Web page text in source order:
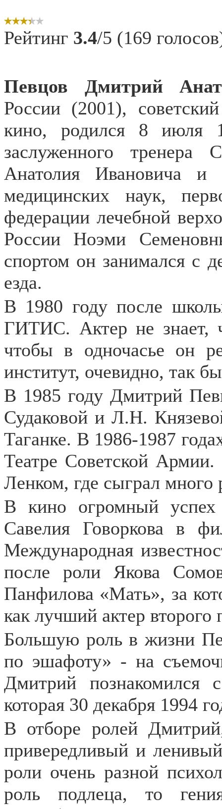
Рейтинг 3.4/5 (169
Певцов Дмитрий
России (2001),
кино, родился 8 июля
заслуженного
Анатолия Ивановича и
медицинских наук,
федерации лечебной
России Ноэми
спортом он занимался с
езда.
В 1980 году после
ГИТИС. Актер не знает,
чтобы в одночасье он
институт, очевидно, так
В 1985 году Дмитрий
Судаковой и Л.Н.
Таганке. В 1986-1987
Театре Советской Армии.
Ленком, где сыграл много
В кино огромный
Савелия Говоркова в
Международная
после роли Якова
Панфилова «Мать», за
как лучший актер второго
Большую роль в жизни
по эшафоту» - на
Дмитрий познакомился
которая 30 декабря 1994
В отборе ролей
привередливый и
роли очень разной
роль подлеца, то